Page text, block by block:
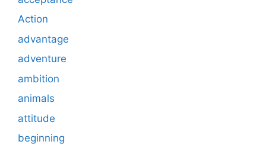
Action
advantage
adventure
ambition
animals
attitude
beginning